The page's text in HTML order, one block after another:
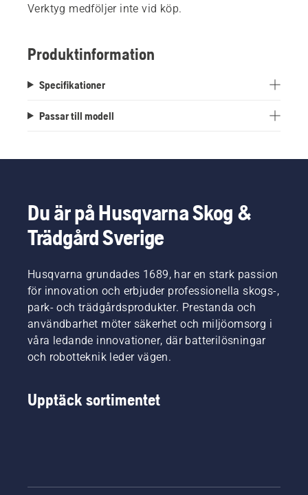
Verktyg medföljer inte vid köp.
Produktinformation
Specifikationer
Passar till modell
Du är på Husqvarna Skog &
Trädgård Sverige
Husqvarna grundades 1689, har en stark passion
för innovation och erbjuder professionella skogs-,
park- och trädgårdsprodukter. Prestanda och
användbarhet möter säkerhet och miljöomsorg i
våra ledande innovationer, där batterilösningar
och robotteknik leder vägen.
Upptäck sortimentet